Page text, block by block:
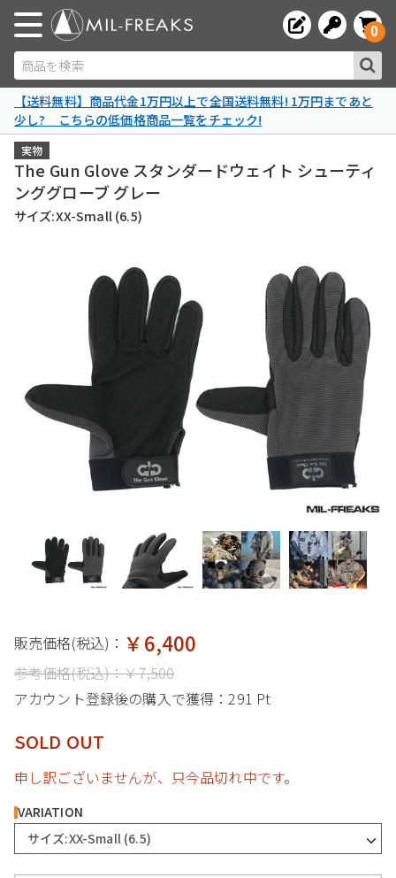
商品を検索
0
【送料無料】商品代金1万円以上で全国送料無料! 1万円まであと
少し? こちらの低価格商品一覧をチェック!
実物
The Gun Glove スタンダードウェイト シューティ
ンググローブ グレー
サイズ:XX-Small (6.5)
販売価格(税込)： ￥6,400
参考価格(税込)：￥7,500
アカウント登録後の購入で獲得：291 Pt
SOLD OUT
申し訳ございませんが、只今品切れ中です。
VARIATION
サイズ:XX-Small (6.5)